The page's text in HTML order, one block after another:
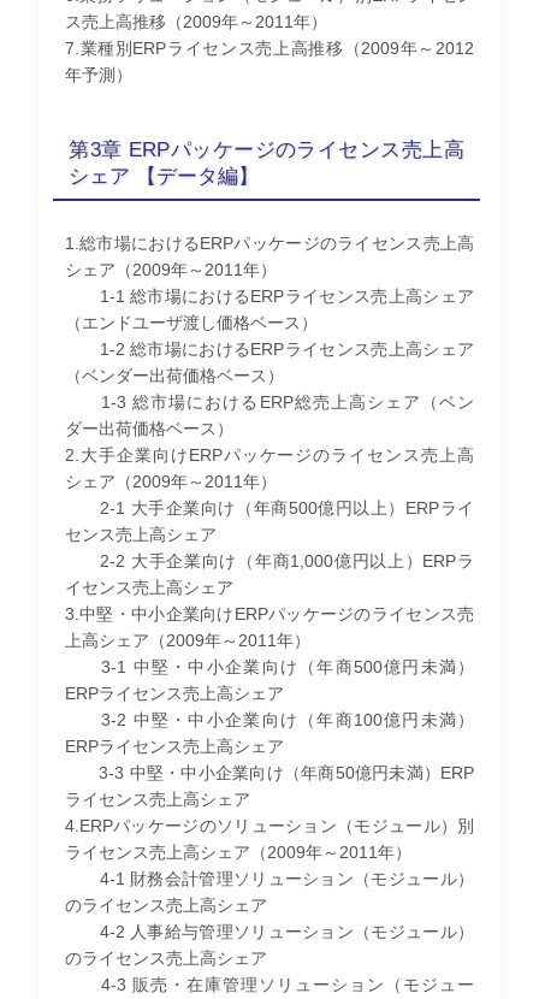
ス売上高推移（2009年～2011年）
7.業種別ERPライセンス売上高推移（2009年～2012
年予測）
第3章 ERPパッケージのライセンス売上高
シェア 【データ編】
1.総市場におけるERPパッケージのライセンス売上高
シェア（2009年～2011年）
1-1 総市場におけるERPライセンス売上高シェア
（エンドユーザ渡し価格ベース）
1-2 総市場におけるERPライセンス売上高シェア
（ベンダー出荷価格ベース）
1-3 総市場におけるERP総売上高シェア（ベン
ダー出荷価格ベース）
2.大手企業向けERPパッケージのライセンス売上高
シェア（2009年～2011年）
2-1 大手企業向け（年商500億円以上）ERPライ
センス売上高シェア
2-2 大手企業向け（年商1,000億円以上）ERPラ
イセンス売上高シェア
3.中堅・中小企業向けERPパッケージのライセンス売
上高シェア（2009年～2011年）
3-1 中堅・中小企業向け（年商500億円未満）
ERPライセンス売上高シェア
3-2 中堅・中小企業向け（年商100億円未満）
ERPライセンス売上高シェア
3-3 中堅・中小企業向け（年商50億円未満）ERP
ライセンス売上高シェア
4.ERPパッケージのソリューション（モジュール）別
ライセンス売上高シェア（2009年～2011年）
4-1 財務会計管理ソリューション（モジュール）
のライセンス売上高シェア
4-2 人事給与管理ソリューション（モジュール）
のライセンス売上高シェア
4-3 販売・在庫管理ソリューション（モジュー